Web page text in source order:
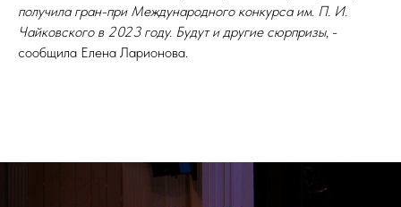
получила гран-при Международного конкурса им. П. И.
Чайковского в 2023 году. Будут и другие сюрпризы, -
сообщила Елена Ларионова.